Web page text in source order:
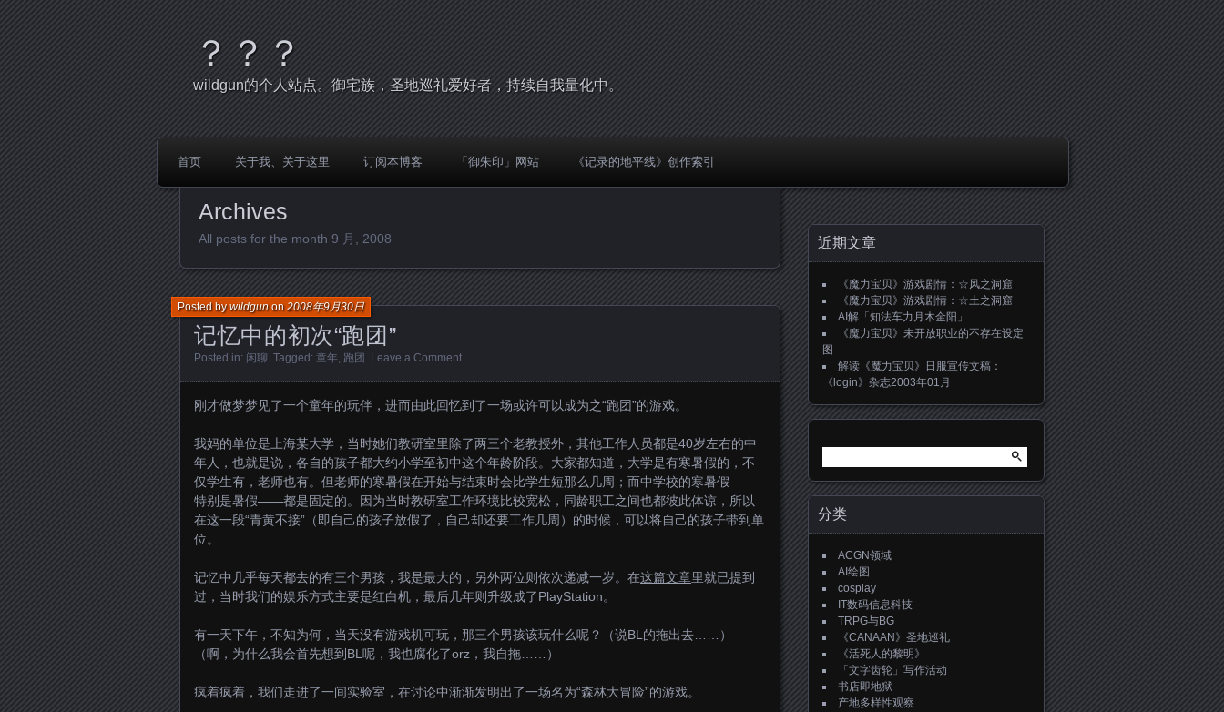
？？？
wildgun的个人站点。御宅族，圣地巡礼爱好者，持续自我量化中。
首页 关于我、关于这里 订阅本博客 「御朱印」网站 《记录的地平线》创作索引
Archives
All posts for the month 9 月, 2008
记忆中的初次“跑团”
Posted bywildgunon2008年9月30日
Posted in: 闲聊 . Tagged: 童年 跑团 Leave a Comment
刚才做梦梦见了一个童年的玩伴，进而由此回忆到了一场或许可以成为之“跑团”的游戏。
我妈的单位是上海某大学，当时她们教研室里除了两三个老教授外，其他工作人员都是40岁左右的中
年人，也就是说，各自的孩子都大约小学至初中这个年龄阶段。大家都知道，大学是有寒暑假的，不
仅学生有，老师也有。但老师的寒暑假在开始与结束时会比学生短那么几周；而中学校的寒暑假——
特别是暑假——都是固定的。因为当时教研室工作环境比较宽松，同龄职工之间也都彼此体谅，所以
在这一段“青黄不接”（即自己的孩子放假了，自己却还要工作几周）的时候，可以将自己的孩子带到单
位。
记忆中几乎每天都去的有三个男孩，我是最大的，另外两位则依次递减一岁。在这篇文章里就已提到
过，当时我们的娱乐方式主要是红白机，最后几年则升级成了PlayStation。
有一天下午，不知为何，当天没有游戏机可玩，那三个男孩该玩什么呢？（说BL的拖出去……）
（啊，为什么我会首先想到BL呢，我也腐化了orz，我自拖……）
疯着疯着，我们走进了一间实验室，在讨论中渐渐发明出了一场名为“森林大冒险”的游戏。
近期文章
《魔力宝贝》游戏剧情：☆风之洞窟
《魔力宝贝》游戏剧情：☆土之洞窟
AI解「知法车力月木金阳」
《魔力宝贝》未开放职业的不存在设定
图
解读《魔力宝贝》日服宣传文稿：
《login》杂志2003年01月
索：
分类
ACGN领域
AI绘图
cosplay
IT数码信息科技
TRPG与BG
《CANAAN》圣地巡礼
《活死人的黎明》
「文字齿轮」写作活动
书店即地狱
产地多样性观察